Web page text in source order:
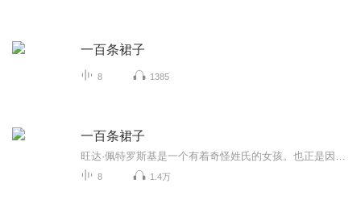
一百条裙子
8 1385
一百条裙子
8 1.4万